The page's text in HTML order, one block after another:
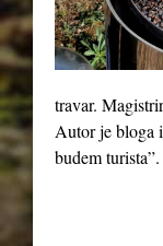
travar.
Autor je bloga
budem